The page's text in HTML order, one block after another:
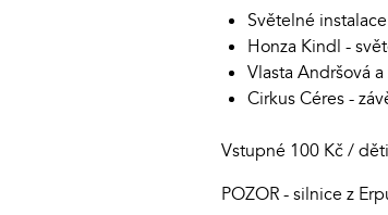
Světelné
Honza Kindl -
Vlasta Andršová
Cirkus Céres -
Vstupné 100 Kč /
POZOR - silnice z